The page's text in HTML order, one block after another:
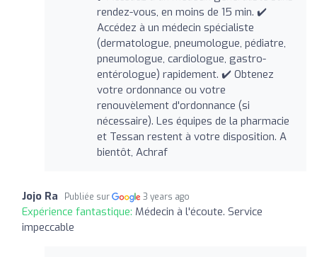
rendez-vous, en moins de 15 min. ✔️
Accédez à un médecin spécialiste
(dermatologue, pneumologue, pédiatre,
pneumologue, cardiologue, gastro-
entérologue) rapidement. ✔️ Obtenez
votre ordonnance ou votre
renouvèlement d'ordonnance (si
nécessaire). Les équipes de la pharmacie
et Tessan restent à votre disposition. A
bientôt, Achraf
Jojo Ra Publiée sur 3 years ago
Expérience fantastique: Médecin à l'écoute. Service
impeccable